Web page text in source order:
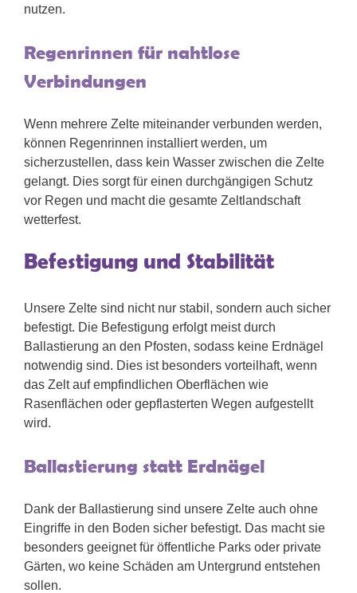
nutzen.
Regenrinnen für nahtlose
Verbindungen
Wenn mehrere Zelte miteinander verbunden werden,
können Regenrinnen installiert werden, um
sicherzustellen, dass kein Wasser zwischen die Zelte
gelangt. Dies sorgt für einen durchgängigen Schutz
vor Regen und macht die gesamte Zeltlandschaft
wetterfest.
Befestigung und Stabilität
Unsere Zelte sind nicht nur stabil, sondern auch sicher
befestigt. Die Befestigung erfolgt meist durch
Ballastierung an den Pfosten, sodass keine Erdnägel
notwendig sind. Dies ist besonders vorteilhaft, wenn
das Zelt auf empfindlichen Oberflächen wie
Rasenflächen oder gepflasterten Wegen aufgestellt
wird.
Ballastierung statt Erdnägel
Dank der Ballastierung sind unsere Zelte auch ohne
Eingriffe in den Boden sicher befestigt. Das macht sie
besonders geeignet für öffentliche Parks oder private
Gärten, wo keine Schäden am Untergrund entstehen
sollen.